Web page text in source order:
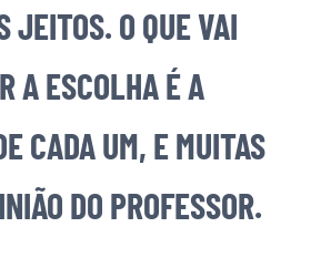
JEITOS. O QUE VAI
A ESCOLHA É A
CADA UM, E MUITAS
DO PROFESSOR.